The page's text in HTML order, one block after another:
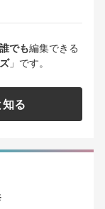
誰でも編集できる
」です。
る